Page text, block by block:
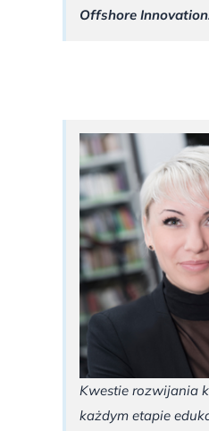
Offshore
Kwestie rozwijania
każdym etapie